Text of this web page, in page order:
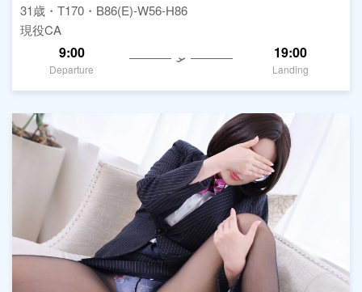
31歳・T170・B86(E)-W56-H86
現役CA
9:00
Departure
19:00
Landing